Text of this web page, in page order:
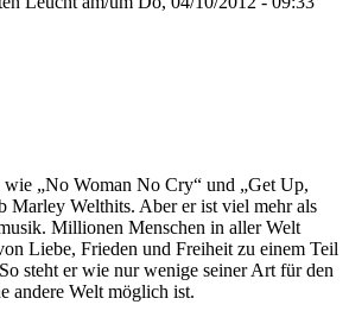
„No Woman No Cry“ und „Get Up,
Marley Welthits. Aber er ist viel mehr als
Millionen Menschen in aller Welt
Liebe, Frieden und Freiheit zu einem Teil
steht er wie nur wenige seiner Art für den
andere Welt möglich ist.